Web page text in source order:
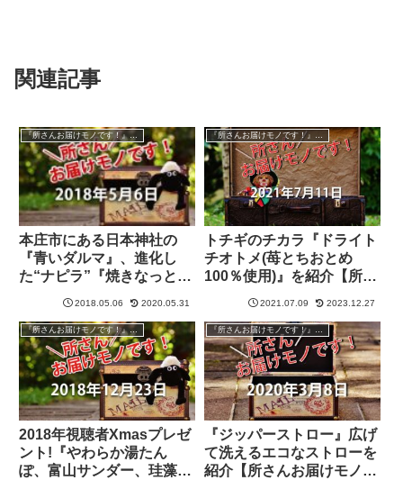
関連記事
『所さんお届けモノです！』過去の紹介品
本庄市にある日本神社の
『青いダルマ』、進化し
た“ナピラ”『焼きなっとう
ピザライス』【所さんお届
2018.05.06 2020.05.31
『所さんお届けモノです！』過去の紹介品
トチギのチカラ『ドライト
チオトメ(苺とちおとめ
100％使用)』を紹介【所さ
んお届けモノです！】
2021.07.09 2023.12.27
『所さんお届けモノです！』過去の紹介品
2018年視聴者Xmasプレゼ
ント!『やわらか湯たん
ぽ、富山サンダー、珪藻土
『所さんお届けモノです！』過去の紹介品
『ジッパーストロー』広げ
て洗えるエコなストローを
紹介【所さんお届けモノで